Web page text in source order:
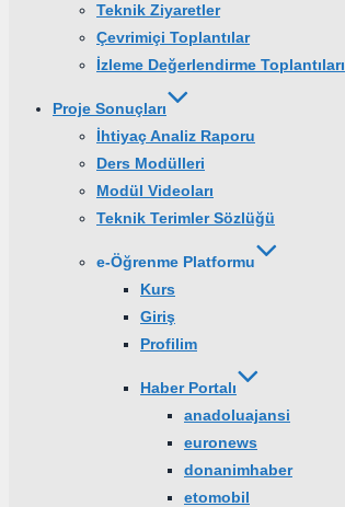
Teknik Ziyaretler
Çevrimiçi Toplantılar
İzleme Değerlendirme Toplantıları
Proje Sonuçları
İhtiyaç Analiz Raporu
Ders Modülleri
Modül Videoları
Teknik Terimler Sözlüğü
e-Öğrenme Platformu
Kurs
Giriş
Profilim
Haber Portalı
anadoluajansi
euronews
donanimhaber
etomobil